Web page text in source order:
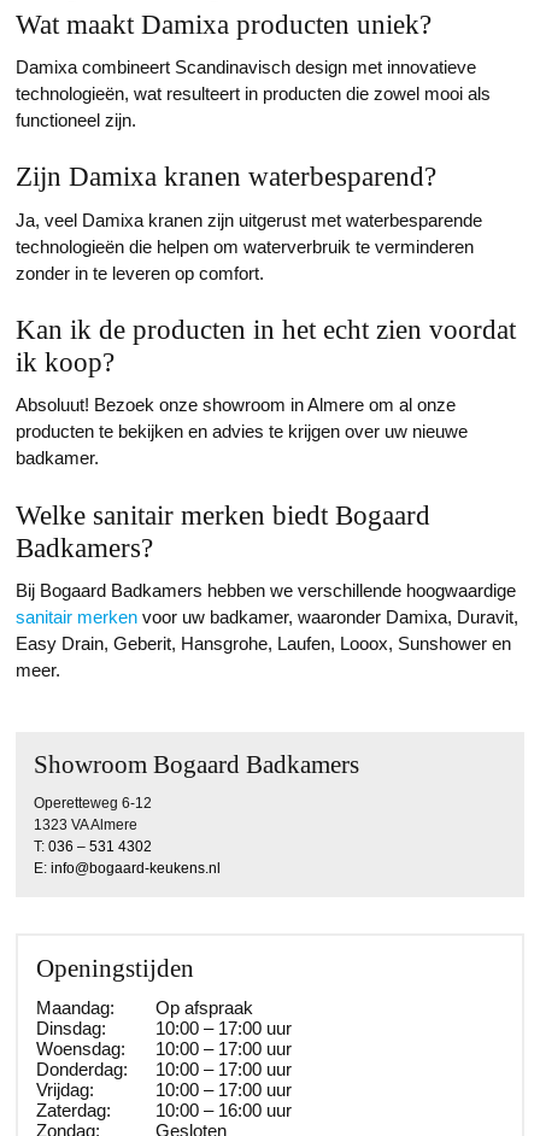
Wat maakt Damixa producten uniek?
Damixa combineert Scandinavisch design met innovatieve
technologieën, wat resulteert in producten die zowel mooi als
functioneel zijn.
Zijn Damixa kranen waterbesparend?
Ja, veel Damixa kranen zijn uitgerust met waterbesparende
technologieën die helpen om waterverbruik te verminderen
zonder in te leveren op comfort.
Kan ik de producten in het echt zien voordat
ik koop?
Absoluut! Bezoek onze showroom in Almere om al onze
producten te bekijken en advies te krijgen over uw nieuwe
badkamer.
Welke sanitair merken biedt Bogaard
Badkamers?
Bij Bogaard Badkamers hebben we verschillende hoogwaardige
sanitair merken voor uw badkamer, waaronder Damixa, Duravit,
Easy Drain, Geberit, Hansgrohe, Laufen, Looox, Sunshower en
meer.
Showroom Bogaard Badkamers
Operetteweg 6-12
1323 VA Almere
T:036 – 531 4302
E:info@bogaard-keukens.nl
Openingstijden
Maandag:
Op afspraak
Dinsdag:
10:00 – 17:00 uur
Woensdag:
10:00 – 17:00 uur
Donderdag:
10:00 – 17:00 uur
Vrijdag:
10:00 – 17:00 uur
Zaterdag:
10:00 – 16:00 uur
Zondag:
Gesloten